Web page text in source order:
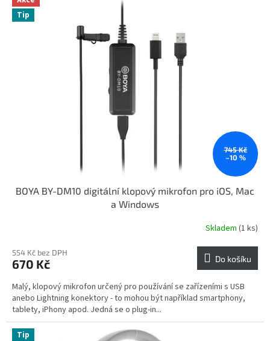
Tip
745 Kč
–10 %
BOYA BY-DM10 digitální klopový mikrofon pro iOS, Mac
a Windows
Skladem (1 ks)
554 Kč bez DPH
670 Kč Do košíku
Malý, klopový mikrofon určený pro používání se zařízeními s USB
anebo Lightning konektory - to mohou být například smartphony,
tablety, iPhony apod. Jedná se o plug-in...
Tip